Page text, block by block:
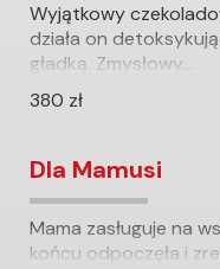
Wyjątkowy
działa on
gładką. Zmysłowy...
380 zł
Dla Mamusi
Mama zasługuje na
końcu odpoczęła i